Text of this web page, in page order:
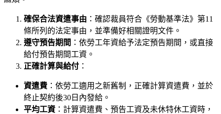
確保合法資遣事由 ：確認裁員符合《勞動基準法》第11
條所列的法定事由，並準備好相關證明文件。
遵守預告期間 ：依勞工年資給予法定預告期間，或直接
給付預告期間工資。
正確計算與給付 ：
資遣費 ：依勞工適用之新舊制，正確計算資遣費，並於
終止契約後30日內發給。
平均工資：計算資遣費、預告工資及未休特休工資時，